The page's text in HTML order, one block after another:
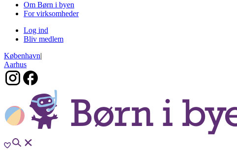
Om Børn i byen
For virksomheder
Log ind
Bliv medlem
København|
Aarhus